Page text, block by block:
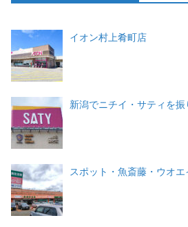
イオン村上肴町店
新潟でニチイ・サティを振
スポット・魚斎藤・ウオ